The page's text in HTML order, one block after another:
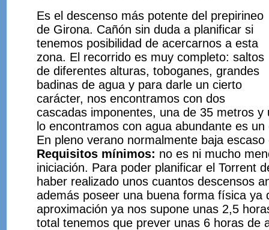
Es el descenso más potente del prepirineo
de Girona. Cañón sin duda a planificar si
tenemos posibilidad de acercarnos a esta
zona. El recorrido es muy completo: saltos
de diferentes alturas, toboganes, grandes
badinas de agua y para darle un cierto
carácter, nos encontramos con dos
cascadas imponentes, una de 35 metros y
lo encontramos con agua abundante es
En pleno verano normalmente baja escaso
Requisitos mínimos: no es ni mucho
iniciación. Para poder planificar el Torrent
haber realizado unos cuantos descensos
además poseer una buena forma física ya
aproximación ya nos supone unas 2,5
total tenemos que prever unas 6 horas de